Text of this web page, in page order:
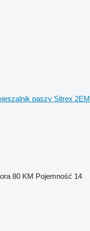
paszy Sitrex 2EM
80 KM Pojemność 14